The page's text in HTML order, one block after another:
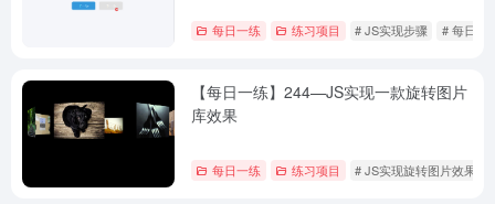
每日一练 练习项目 # JS实现步骤 # 每日一
【每日一练】244—JS实现一款旋转图片
库效果
每日一练 练习项目 # JS实现旋转图片效果